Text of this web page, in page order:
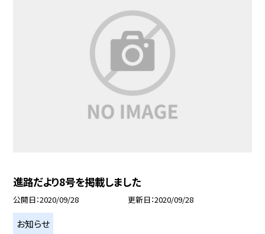
進路だより8号を掲載しました
公開日 2020/09/28 更新日 2020/09/28
お知らせ